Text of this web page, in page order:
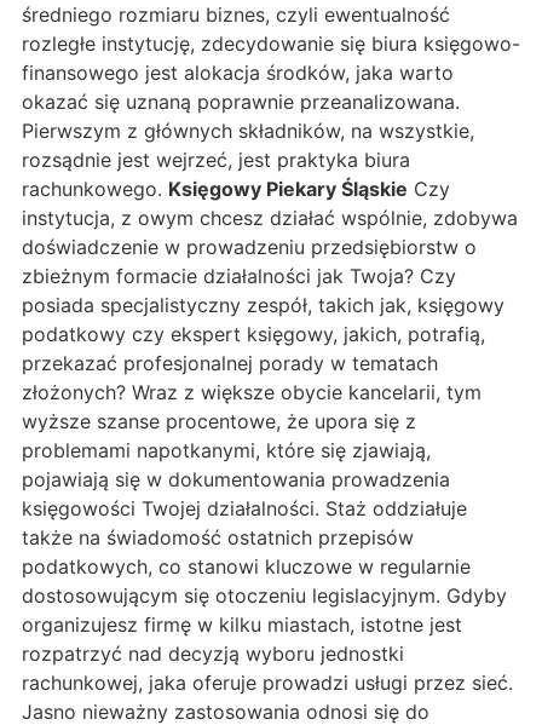
średniego rozmiaru biznes, czyli ewentualność
rozległe instytucję, zdecydowanie się biura księgowo-
finansowego jest alokacja środków, jaka warto
okazać się uznaną poprawnie przeanalizowana.
Pierwszym z głównych składników, na wszystkie,
rozsądnie jest wejrzeć, jest praktyka biura
rachunkowego. Księgowy Piekary Śląskie Czy
instytucja, z owym chcesz działać wspólnie, zdobywa
doświadczenie w prowadzeniu przedsiębiorstw o
zbieżnym formacie działalności jak Twoja? Czy
posiada specjalistyczny zespół, takich jak, księgowy
podatkowy czy ekspert księgowy, jakich, potrafią,
przekazać profesjonalnej porady w tematach
złożonych? Wraz z większe obycie kancelarii, tym
wyższe szanse procentowe, że upora się z
problemami napotkanymi, które się zjawiają,
pojawiają się w dokumentowania prowadzenia
księgowości Twojej działalności. Staż oddziałuje
także na świadomość ostatnich przepisów
podatkowych, co stanowi kluczowe w regularnie
dostosowującym się otoczeniu legislacyjnym. Gdyby
organizujesz firmę w kilku miastach, istotne jest
rozpatrzyć nad decyzją wyboru jednostki
rachunkowej, jaka oferuje prowadzi usługi przez sieć.
Jasno nieważny zastosowania odnosi się do